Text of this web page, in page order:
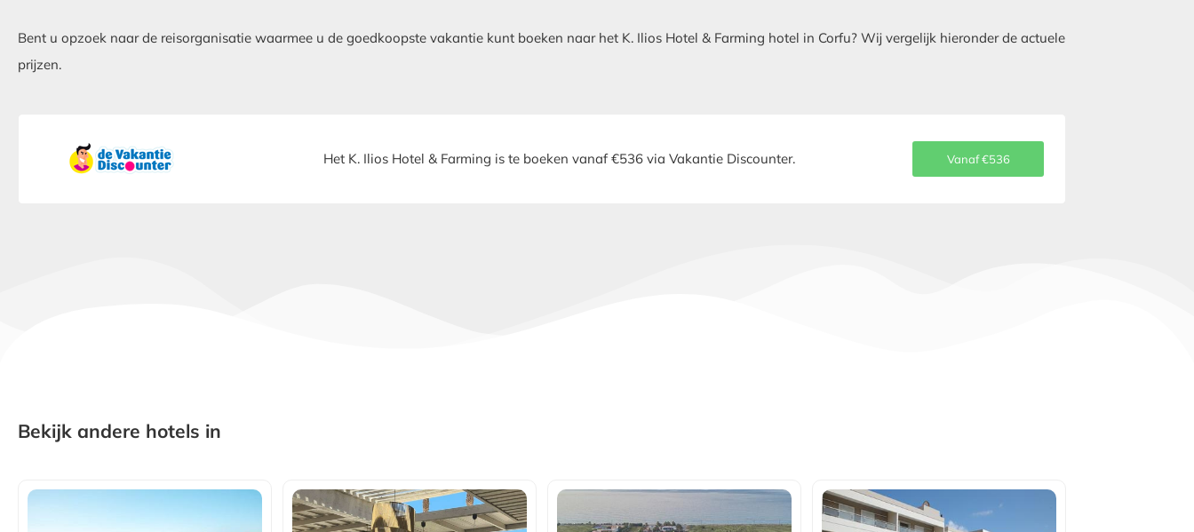
Bent u opzoek naar de reisorganisatie waarmee u de goedkoopste vakantie kunt boeken naar het K. Ilios Hotel & Farming hotel in Corfu? Wij vergelijk hieronder de actuele
prijzen.
Het K. Ilios Hotel & Farming is te boeken vanaf €536 via Vakantie Discounter. Vanaf €536
Bekijk andere hotels in